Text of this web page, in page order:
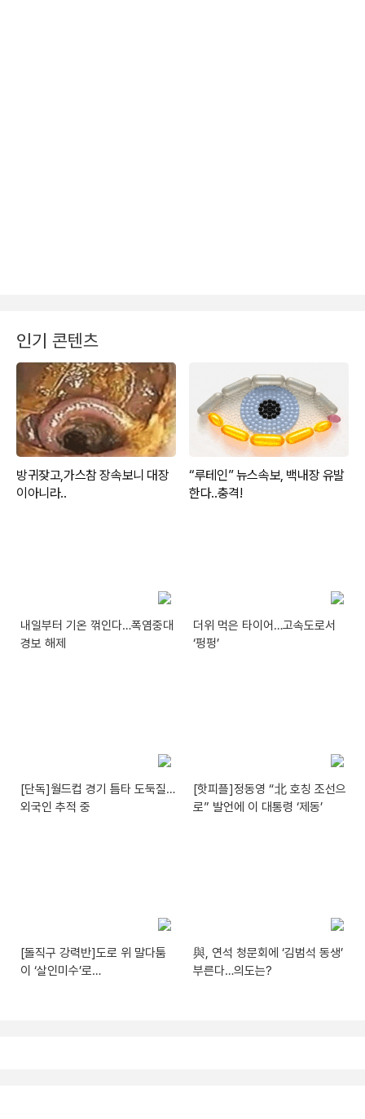
인기 콘텐츠
내일부터 기온 꺾인다…폭염중대
경보 해제
더위 먹은 타이어…고속도로서
‘펑펑’
[단독]월드컵 경기 틈타 도둑질…
외국인 추적 중
[핫피플]정동영 “北 호칭 조선으
로” 발언에 이 대통령 ‘제동’
[돌직구 강력반]도로 위 말다툼
이 ‘살인미수’로…
與, 연석 청문회에 ‘김범석 동생’
부른다…의도는?